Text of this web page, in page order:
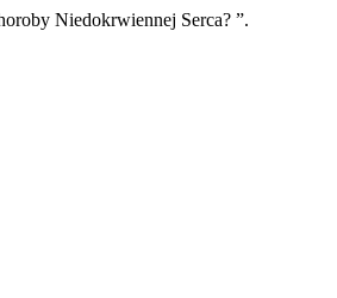
Niedokrwiennej Serca? ”.